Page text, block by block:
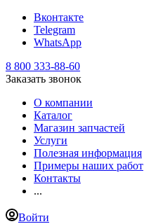
Вконтакте
Telegram
WhatsApp
8 800 333-88-60
Заказать звонок
О компании
Каталог
Магазин запчастей
Услуги
Полезная информация
Примеры наших работ
Контакты
...
Войти